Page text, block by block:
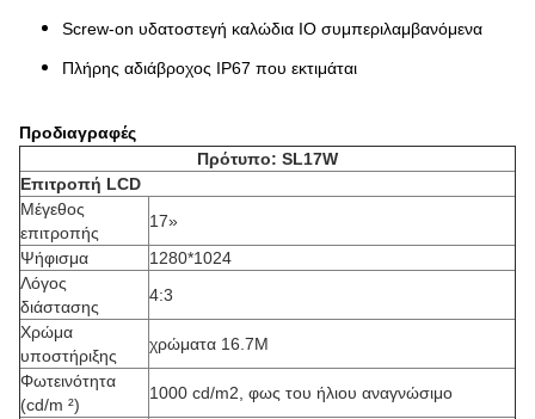
Screw-on υδατοστεγή καλώδια IO συμπεριλαμβανόμενα
Πλήρης αδιάβροχος IP67 που εκτιμάται
Προδιαγραφές
Πρότυπο: SL17W
Επιτροπή LCD
Μέγεθος
επιτροπής
17»
Ψήφισμα
1280*1024
Λόγος
διάστασης
4:3
Χρώμα
υποστήριξης
χρώματα 16.7M
Φωτεινότητα
(cd/m ²)
1000 cd/m2, φως του ήλιου αναγνώσιμο